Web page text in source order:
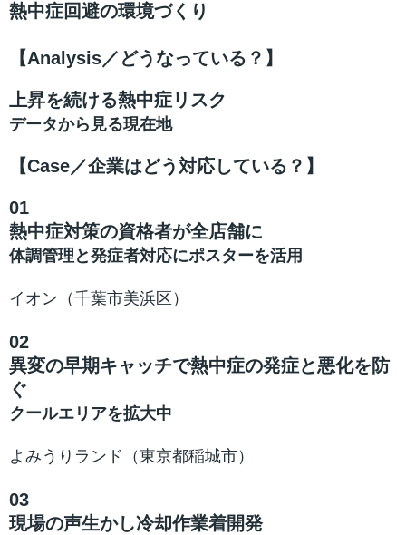
熱中症回避の環境づくり
【Analysis／どうなっている？】
上昇を続ける熱中症リスク
データから見る現在地
【Case／企業はどう対応している？】
01
熱中症対策の資格者が全店舗に
体調管理と発症者対応にポスターを活用
イオン（千葉市美浜区）
02
異変の早期キャッチで熱中症の発症と悪化を防
ぐ
クールエリアを拡大中
よみうりランド（東京都稲城市）
03
現場の声生かし冷却作業着開発